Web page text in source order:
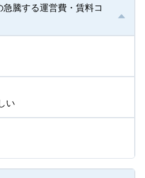
騰する運営費・賃料コ
い